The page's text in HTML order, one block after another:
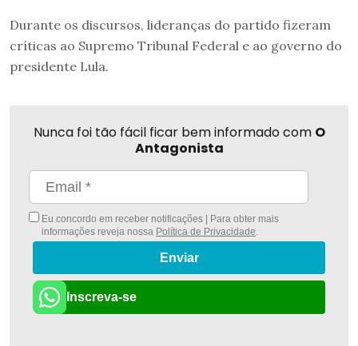
Durante os discursos, lideranças do partido fizeram
críticas ao Supremo Tribunal Federal e ao governo do
presidente Lula.
Nunca foi tão fácil ficar bem informado com O
Antagonista
Eu concordo em receber notificações | Para obter mais
informações reveja nossa Política de Privacidade.
Enviar
Inscreva-se